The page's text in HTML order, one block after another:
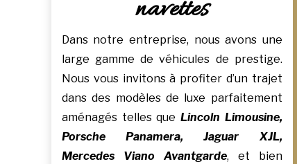
navettes
Dans notre entreprise, nous avons une
large gamme de véhicules de prestige.
Nous vous invitons à profiter d’un trajet
dans des modèles de luxe parfaitement
aménagés telles queLincoln Limousine,
Porsche Panamera, Jaguar XJL,
Mercedes Viano Avantgarde, et bien